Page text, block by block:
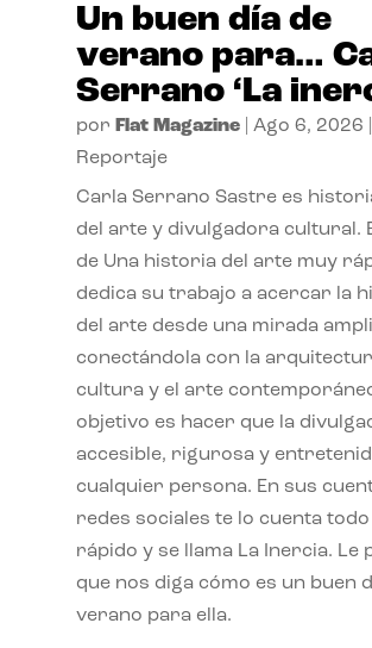
Un buen día de
verano para…
Serrano ‘La
por Flat Magazine| Ago 6, 2026
Reportaje
Carla Serrano Sastre es
del arte y divulgadora cultural.
de Una historia del arte muy
dedica su trabajo a acercar la
del arte desde una mirada
conectándola con la
cultura y el arte
objetivo es hacer que la
accesible, rigurosa y
cualquier persona. En sus
redes sociales te lo cuenta
rápido y se llama La Inercia. Le
que nos diga cómo es un buen
verano para ella.